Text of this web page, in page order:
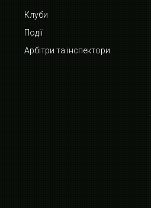
Клуби
Події
Арбітри та інспектори